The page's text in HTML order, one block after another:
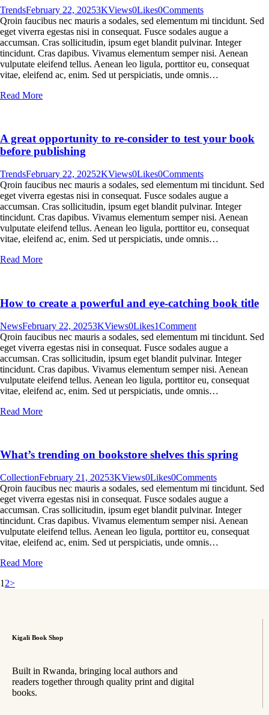
TrendsFebruary 22, 20253KViews0Likes0Comments
Qroin faucibus nec mauris a sodales, sed elementum mi tincidunt. Sed
eget viverra egestas nisi in consequat. Fusce sodales augue a
accumsan. Cras sollicitudin, ipsum eget blandit pulvinar. Integer
tincidunt. Cras dapibus. Vivamus elementum semper nisi. Aenean
vulputate eleifend tellus. Aenean leo ligula, porttitor eu, consequat
vitae, eleifend ac, enim. Sed ut perspiciatis, unde omnis…
Read More
A great opportunity to re-consider to test your book
before publishing
TrendsFebruary 22, 20252KViews0Likes0Comments
Qroin faucibus nec mauris a sodales, sed elementum mi tincidunt. Sed
eget viverra egestas nisi in consequat. Fusce sodales augue a
accumsan. Cras sollicitudin, ipsum eget blandit pulvinar. Integer
tincidunt. Cras dapibus. Vivamus elementum semper nisi. Aenean
vulputate eleifend tellus. Aenean leo ligula, porttitor eu, consequat
vitae, eleifend ac, enim. Sed ut perspiciatis, unde omnis…
Read More
How to create a powerful and eye-catching book title
NewsFebruary 22, 20253KViews0Likes1Comment
Qroin faucibus nec mauris a sodales, sed elementum mi tincidunt. Sed
eget viverra egestas nisi in consequat. Fusce sodales augue a
accumsan. Cras sollicitudin, ipsum eget blandit pulvinar. Integer
tincidunt. Cras dapibus. Vivamus elementum semper nisi. Aenean
vulputate eleifend tellus. Aenean leo ligula, porttitor eu, consequat
vitae, eleifend ac, enim. Sed ut perspiciatis, unde omnis…
Read More
What’s trending on bookstore shelves this spring
CollectionFebruary 21, 20253KViews0Likes0Comments
Qroin faucibus nec mauris a sodales, sed elementum mi tincidunt. Sed
eget viverra egestas nisi in consequat. Fusce sodales augue a
accumsan. Cras sollicitudin, ipsum eget blandit pulvinar. Integer
tincidunt. Cras dapibus. Vivamus elementum semper nisi. Aenean
vulputate eleifend tellus. Aenean leo ligula, porttitor eu, consequat
vitae, eleifend ac, enim. Sed ut perspiciatis, unde omnis…
Read More
1 2>
Kigali Book Shop
Built in Rwanda, bringing local authors and
readers together through quality print and digital
books.